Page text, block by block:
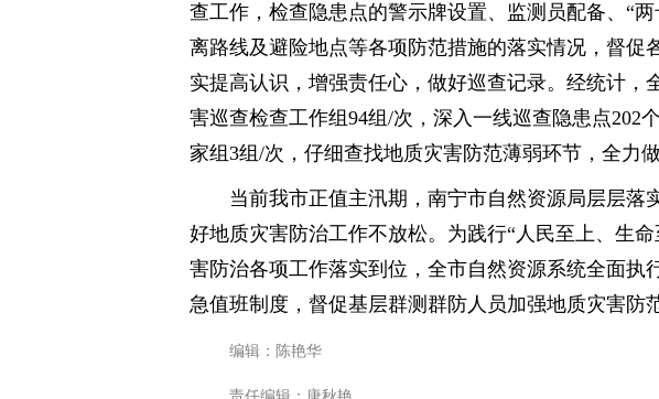
查工作，检查隐患点的警示牌设置、监测员配备、“
离路线及避险地点等各项防范措施的落实情况，督促
实提高认识，增强责任心，做好巡查记录。经统计，
害巡查检查工作组94组/次，深入一线巡查隐患点202
家组3组/次，仔细查找地质灾害防范薄弱环节，全力
当前我市正值主汛期，南宁市自然资源局层层落
好地质灾害防治工作不放松。为践行“人民至上、生
害防治各项工作落实到位，全市自然资源系统全面执
急值班制度，督促基层群测群防人员加强地质灾害防范
编辑：陈艳华